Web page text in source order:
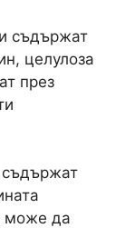
съдържат
целулоза
през
може да